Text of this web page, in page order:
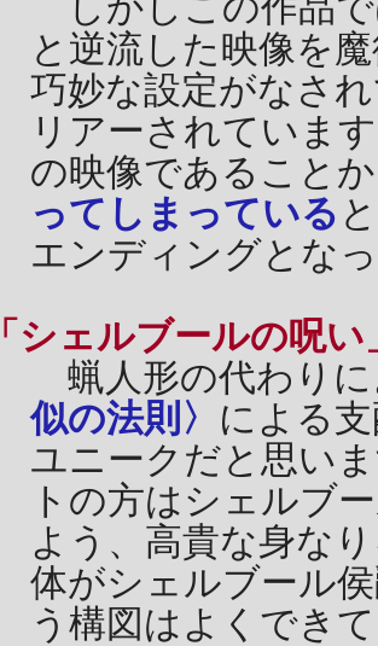
しかしこの作品で
と逆流した映像を
巧妙な設定がなさ
リアーされていま
の映像であること
ってしまっている
エンディングとな
「シェルブールの呪い
蝋人形の代わりに
似の法則〉
による
ユニークだと思い
トの方はシェルブ
よう、高貴な身な
体がシェルブール
う構図はよくでき